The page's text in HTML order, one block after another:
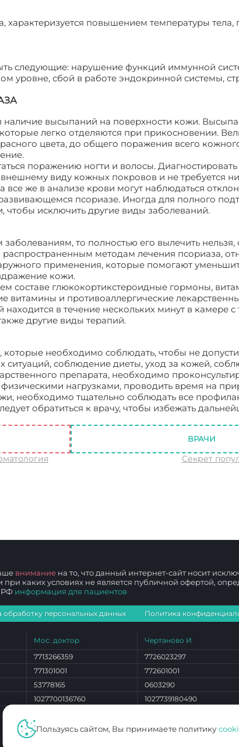
характеризуется повышением температуры
следующие: нарушение функций иммунной
уровне, сбой в работе эндокринной системы,
высыпаний на поверхности кожи.
легко отделяются при прикосновении.
цвета, до общего поражения всего
поражению ногти и волосы.
внешнему виду кожных покровов и не требуется
все же в анализе крови могут наблюдаться
псориазе. Иногда для полного
чтобы исключить другие виды заболеваний.
заболеваниям, то полностью его вылечить
методам лечения псориаза,
применения, которые помогают
кожи.
составе глюкокортикстероидные гормоны,
витамины и противоаллергические
в течение нескольких минут в камере с
другие виды терапий.
необходимо соблюдать, чтобы не
ситуаций, соблюдение диеты, уход за кожей,
препарата, необходимо
нагрузками, проводить время на
необходимо тщательно соблюдать все
обратиться к врачу, чтобы избежать
ВРАЧИ
Секрет
внимание на то, что данный интернет-сайт носит
при каких условиях не является публичной офертой,
РФ информация для пациентов
обработку персональных данных Политика
Мос. доктор
7713266359
771301001
53778165
1027700136760
Чертаново И
7726023297
772601001
0603290
1027739180490
Пользуясь сайтом, Вы принимаете политику